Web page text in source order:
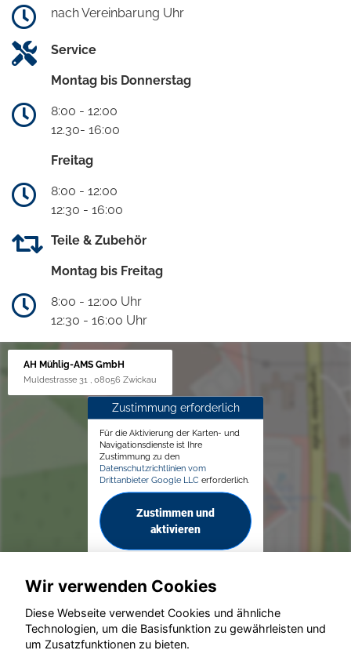
nach Vereinbarung Uhr
Service
Montag bis Donnerstag
8:00 - 12:00
12.30- 16:00
Freitag
8:00 - 12:00
12:30 - 16:00
Teile & Zubehör
Montag bis Freitag
8:00 - 12:00 Uhr
12:30 - 16:00 Uhr
AH Mühlig-AMS GmbH
Muldestrasse 31 , 08056 Zwickau
Zustimmung erforderlich
Für die Aktivierung der Karten- und
Navigationsdienste ist Ihre
Zustimmung zu den
Datenschutzrichtlinien vom
Drittanbieter Google LLC erforderlich.
Zustimmen und
aktivieren
© konjunkturmotor.de GmbH 2020 - 2026
Wir verwenden Cookies
Diese Webseite verwendet Cookies und ähnliche
Technologien, um die Basisfunktion zu gewährleisten und
um Zusatzfunktionen zu bieten.